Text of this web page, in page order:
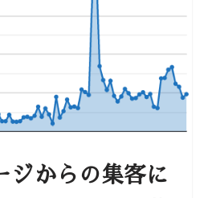
ジからの集客に